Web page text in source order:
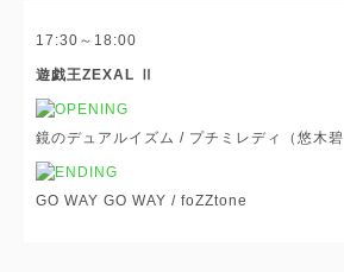
17:30～18:00
遊戯王ZEXAL Ⅱ
鏡のデュアルイズム / プチミレディ（悠木碧
GO WAY GO WAY / foZZtone